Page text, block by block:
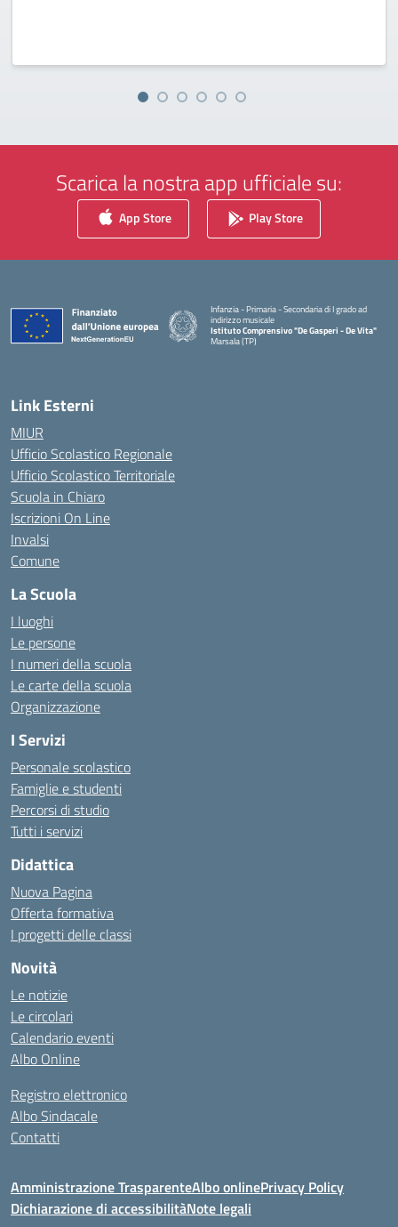
Scarica la nostra app ufficiale su:
App Store Play Store
Infanzia - Primaria - Secondaria di I grado ad
indirizzo musicale
Istituto Comprensivo "De Gasperi - De Vita"
Marsala (TP)
Link Esterni
MIUR
Ufficio Scolastico Regionale
Ufficio Scolastico Territoriale
Scuola in Chiaro
Iscrizioni On Line
Invalsi
Comune
La Scuola
I luoghi
Le persone
I numeri della scuola
Le carte della scuola
Organizzazione
I Servizi
Personale scolastico
Famiglie e studenti
Percorsi di studio
Tutti i servizi
Didattica
Nuova Pagina
Offerta formativa
I progetti delle classi
Novità
Le notizie
Le circolari
Calendario eventi
Albo Online
Registro elettronico
Albo Sindacale
Contatti
Amministrazione TrasparenteAlbo onlinePrivacy Policy
Dichiarazione di accessibilitàNote legali